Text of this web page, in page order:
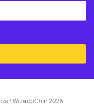
Wiza do Chin 2026